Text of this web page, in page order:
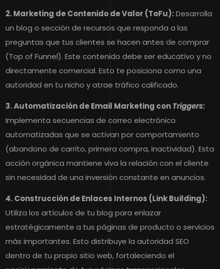
2. Marketing de Contenido de Valor (ToFu):Desarrolla
un blog o sección de recursos que responda a las
preguntas que tus clientes se hacen antes de comprar
(Top of Funnel). Este contenido debe ser educativo y no
directamente comercial. Esto te posiciona como una
autoridad en tu nicho y atrae tráfico calificado.
3. Automatización de Email Marketing conTriggers:
Implementa secuencias de correo electrónico
automatizadas que se activan por comportamiento
(abandono de carrito, primera compra, inactividad). Esta
acción orgánica mantiene viva la relación con el cliente
sin necesidad de una inversión constante en anuncios.
4. Construcción de Enlaces Internos (Link Building):
Utiliza los artículos de tu blog para enlazar
estratégicamente a tus páginas de producto o servicios
más importantes. Esto distribuye la autoridad SEO
dentro de tu propio sitio web, fortaleciendo el